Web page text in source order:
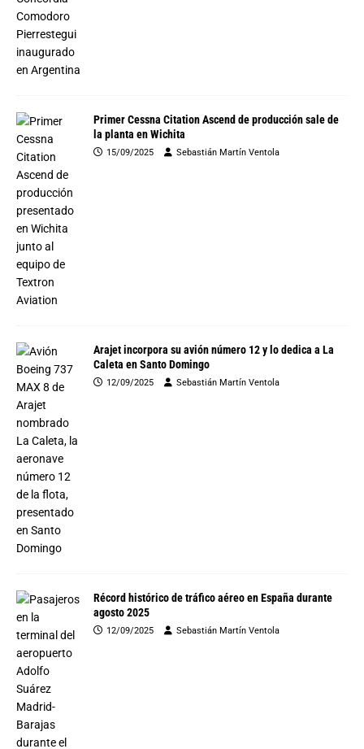
Primer Cessna Citation Ascend de producción sale de
la planta en Wichita
15/09/2025 Sebastián Martín Ventola
Arajet incorpora su avión número 12 y lo dedica a La
Caleta en Santo Domingo
12/09/2025 Sebastián Martín Ventola
Récord histórico de tráfico aéreo en España durante
agosto 2025
12/09/2025 Sebastián Martín Ventola